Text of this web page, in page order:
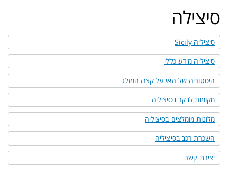
סיצילה
סיציליה Sicily
סיציליה מידע כללי
היסטוריה של האי על קצה המזלג
מקומות לבקר בסיציליה
מלונות מומלצים בסיציליה
השכרת רכב בסיציליה
יצירת קשר